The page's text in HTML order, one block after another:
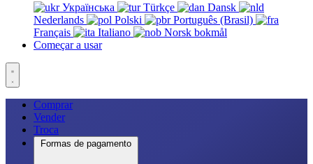
Українська
Türkçe
Dansk
Nederlands
Polski
Português (Brasil)
Français
Italiano
Norsk bokmål
Começar a usar
Comprar
Vender
Troca
Formas de pagamento